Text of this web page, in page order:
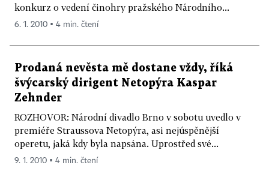
konkurz o vedení činohry pražského Národního...
6. 1. 2010 ▪ 4 min. čtení
Prodaná nevěsta mě dostane vždy, říká
švýcarský dirigent Netopýra Kaspar
Zehnder
ROZHOVOR: Národní divadlo Brno v sobotu uvedlo v
premiéře Straussova Netopýra, asi nejúspěnější
operetu, jaká kdy byla napsána. Uprostřed své...
9. 1. 2010 ▪ 4 min. čtení